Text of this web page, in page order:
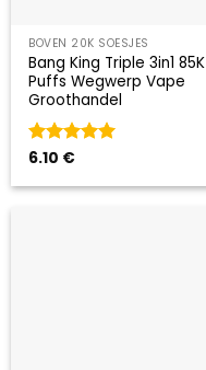
BOVEN 20K SOESJES
Bang King Triple 3in1 85K
Puffs Wegwerp Vape
Groothandel
Gewaardeerd
6.10 €